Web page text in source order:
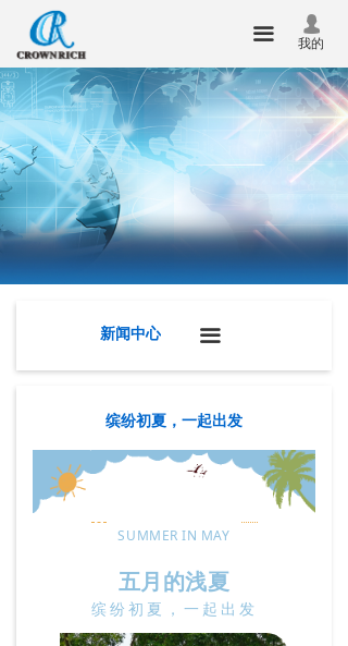
넙
我的
끀
首页
关于我们
产品中心
新闻中心
技术服务
联系我们
华瑞昇杯
缤纷初夏，一起出发
SUMMER IN MAY
五月的浅夏
缤纷初夏，一起出发
新闻中心 끀
公司新闻
新品发布
行业动态